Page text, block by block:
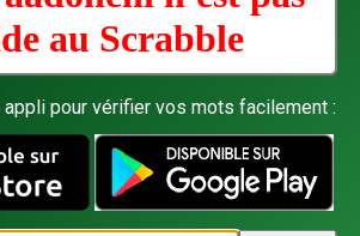
au Scrabble
pour vérifier vos mots facilement :